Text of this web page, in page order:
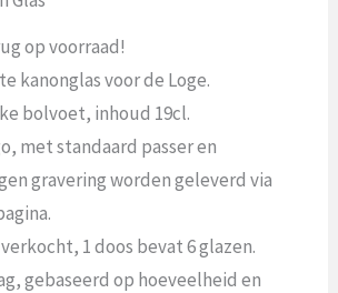
op voorraad!
kanonglas voor de Loge.
bolvoet, inhoud 19cl.
met standaard passer en
gravering worden geleverd via
1 doos bevat 6 glazen.
gebaseerd op hoeveelheid en